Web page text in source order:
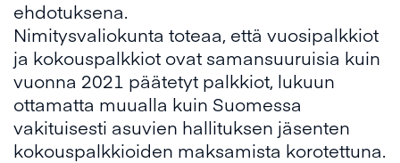
ehdotuksena.
Nimitysvaliokunta toteaa, että vuosipalkkiot
ja kokouspalkkiot ovat samansuuruisia kuin
vuonna 2021 päätetyt palkkiot, lukuun
ottamatta muualla kuin Suomessa
vakituisesti asuvien hallituksen jäsenten
kokouspalkkioiden maksamista korotettuna.